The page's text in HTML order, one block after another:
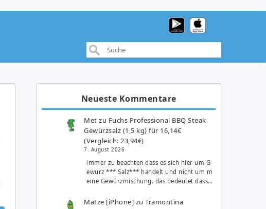
Neueste Kommentare
Met zu Fuchs Professional BBQ Steak
Gewürzsalz (1,5 kg) für 16,14€
(Vergleich: 23,94€)
7. August 2026
immer zu beachten dass es sich hier um G
ewürz *** Salz*** handelt und nicht um m
eine Gewürzmischung. das bedeutet dass…
Matze [iPhone] zuTramontina